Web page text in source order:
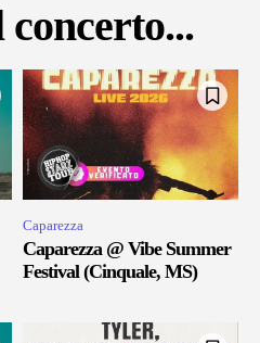
concerto...
Caparezza
Caparezza @ Vibe Summer
Festival (Cinquale, MS)